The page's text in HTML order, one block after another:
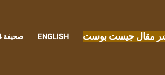
مقال جيست بوست ENGLISH صحيفة 24 لمعلوماتك